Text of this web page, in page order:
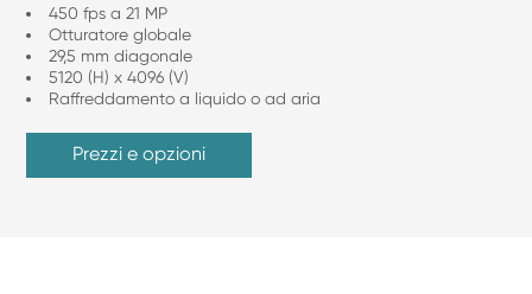
450 fps a 21 MP
Otturatore globale
29,5 mm diagonale
5120 (H) x 4096 (V)
Raffreddamento a liquido o ad aria
Prezzi e opzioni